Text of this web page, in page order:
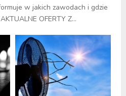
w jakich zawodach i gdzie
OFERTY Z...